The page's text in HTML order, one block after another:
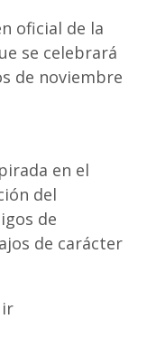
oficial de la
se celebrará
de noviembre
en el
del
de
de carácter